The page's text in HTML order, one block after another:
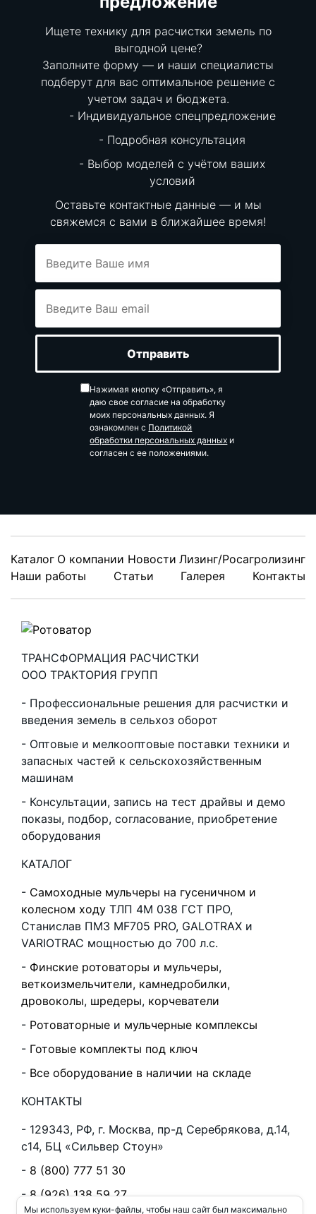
Ищете технику для расчистки земель по
выгодной цене?
Заполните форму — и наши специалисты
подберут для вас оптимальное решение с
учетом задач и бюджета.
Индивидуальное спецпредложение
Подробная консультация
Выбор моделей с учётом ваших
условий
Оставьте контактные данные — и мы
свяжемся с вами в ближайшее время!
Нажимая кнопку «Отправить», я
даю свое согласие на обработку
моих персональных данных. Я
ознакомлен с Политикой
обработки персональных данных и
согласен с ее положениями.
Каталог О компании Новости Лизинг/Росагролизинг
Наши работы
Статьи Галерея Контакты
ТРАНСФОРМАЦИЯ РАСЧИСТКИ
ООО ТРАКТОРИЯ ГРУПП
Профессиональные решения для расчистки и
введения земель в сельхоз оборот
Оптовые и мелкооптовые поставки техники и
запасных частей к сельскохозяйственным
машинам
Консультации, запись на тест драйвы и демо
показы, подбор, согласование, приобретение
оборудования
КАТАЛОГ
Самоходные мульчеры на гусеничном и
колесном ходу ТЛП 4М 038 ГСТ ПРО,
Станислав ПМЗ MF705 PRO, GALOTRAX и
VARIOTRAC мощностью до 700 л.с.
Финские ротоваторы и мульчеры,
веткоизмельчители, камнедробилки,
дровоколы, шредеры, корчеватели
Ротоваторные и мульчерные комплексы
Готовые комплекты под ключ
Все оборудование в наличии на складе
КОНТАКТЫ
129343, РФ, г. Москва, пр-д Серебрякова, д.14,
с14, БЦ «Сильвер Стоун»
8 (800) 777 51 30
8 (926) 138 59 27
Мы используем куки-файлы, чтобы наш сайт был максимально